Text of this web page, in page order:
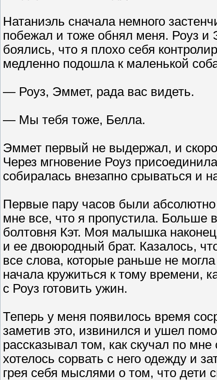
Натаниэль сначала немного
побежал и тоже обнял меня. Роуз и
боялись, что я плохо себя
медленно подошла к маленькой
— Роуз, Эммет, рада вас видеть.
— Мы тебя тоже, Белла.
Эммет первый не выдержал, и
Через мгновение Роуз
собиралась внезапно срываться и
Первые пару часов были
мне все, что я пропустила. Больше
болтовня Кэт. Моя малышка
и ее двоюродный брат. Казалось,
все слова, которые раньше не
начала кружиться к тому времени,
с Роуз готовить ужин.
Теперь у меня появилось время
заметив это, извинился и ушел
рассказывал том, как скучал по
хотелось сорвать с него одежду и
грея себя мыслями о том, что дети